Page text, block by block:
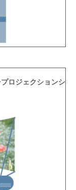
ロジェクションシ